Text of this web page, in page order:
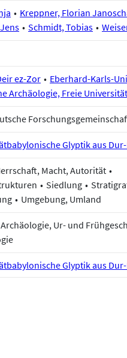
Kreppner, Florian
Schmidt, Tobias
ez-Zor
Eberhard-Karls-
Archäologie, Freie
Glyptik aus
Macht, Autorität
Siedlung
Umgebung, Umland
Ur- und
Glyptik aus